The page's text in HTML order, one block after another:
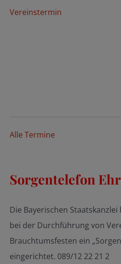
Vereinstermin
Alle Termine
Sorgentelefon
Die Bayerischen
bei der Durchführung von
Brauchtumsfesten ein
eingerichtet. 089/12 22 21 2